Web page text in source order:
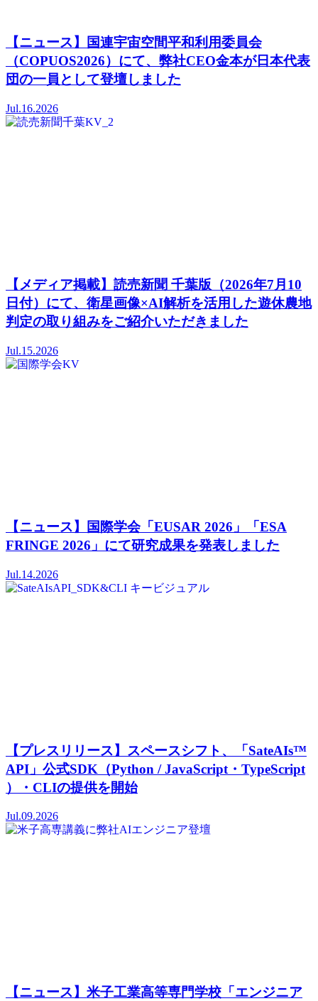
【ニュース】国連宇宙空間平和利用委員会
（COPUOS2026）にて、弊社CEO金本が日本代表
団の一員として登壇しました
Jul.16.2026
【メディア掲載】読売新聞 千葉版（2026年7月10
日付）にて、衛星画像×AI解析を活用した遊休農地
判定の取り組みをご紹介いただきました
Jul.15.2026
【ニュース】国際学会「EUSAR 2026」「ESA
FRINGE 2026」にて研究成果を発表しました
Jul.14.2026
【プレスリリース】スペースシフト、「SateAIs™
API」公式SDK（Python / JavaScript・TypeScript
）・CLIの提供を開始
Jul.09.2026
【ニュース】米子工業高等専門学校「エンジニア